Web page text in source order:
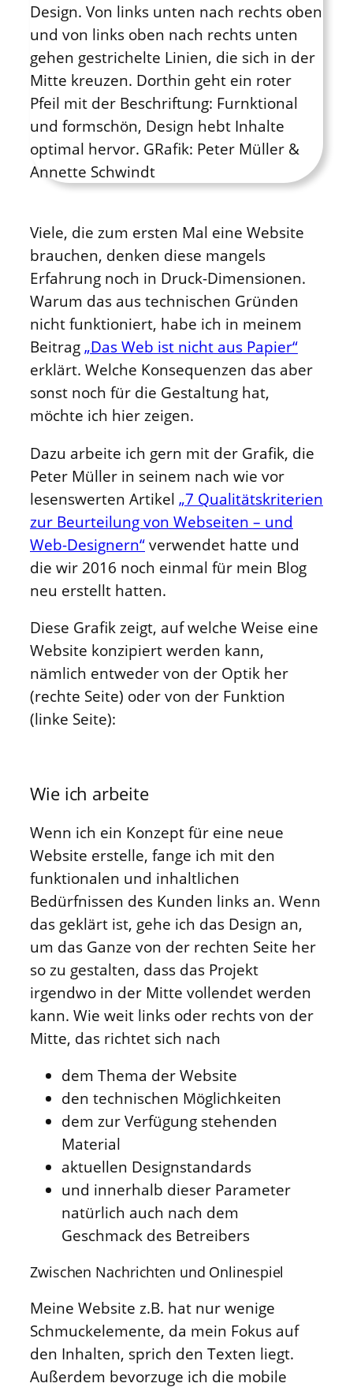
Viele, die zum ersten Mal eine Website
brauchen, denken diese mangels
Erfahrung noch in Druck-Dimensionen.
Warum das aus technischen Gründen
nicht funktioniert, habe ich in meinem
Beitrag „Das Web ist nicht aus Papier“
erklärt. Welche Konsequenzen das aber
sonst noch für die Gestaltung hat,
möchte ich hier zeigen.
Dazu arbeite ich gern mit der Grafik, die
Peter Müller in seinem nach wie vor
lesenswerten Artikel „7 Qualitätskriterien
zur Beurteilung von Webseiten – und
Web-Designern“ verwendet hatte und
die wir 2016 noch einmal für mein Blog
neu erstellt hatten.
Diese Grafik zeigt, auf welche Weise eine
Website konzipiert werden kann,
nämlich entweder von der Optik her
(rechte Seite) oder von der Funktion
(linke Seite):
Wie ich arbeite
Wenn ich ein Konzept für eine neue
Website erstelle, fange ich mit den
funktionalen und inhaltlichen
Bedürfnissen des Kunden links an. Wenn
das geklärt ist, gehe ich das Design an,
um das Ganze von der rechten Seite her
so zu gestalten, dass das Projekt
irgendwo in der Mitte vollendet werden
kann. Wie weit links oder rechts von der
Mitte, das richtet sich nach
dem Thema der Website
den technischen Möglichkeiten
dem zur Verfügung stehenden
Material
aktuellen Designstandards
und innerhalb dieser Parameter
natürlich auch nach dem
Geschmack des Betreibers
Zwischen Nachrichten und Onlinespiel
Meine Website z.B. hat nur wenige
Schmuckelemente, da mein Fokus auf
den Inhalten, sprich den Texten liegt.
Außerdem bevorzuge ich die mobile